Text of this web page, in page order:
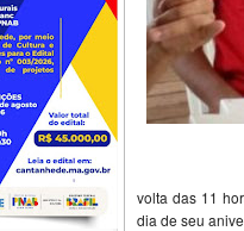
volta das 11
dia de seu